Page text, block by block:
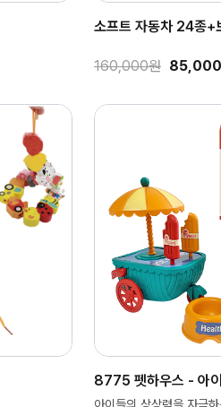
소프트 자동차 24종+
160,000원
8775 펫하우스 - 아